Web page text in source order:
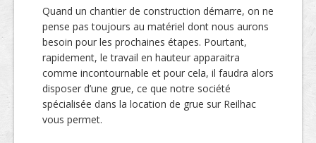
Quand un chantier de construction démarre, on ne
pense pas toujours au matériel dont nous aurons
besoin pour les prochaines étapes. Pourtant,
rapidement, le travail en hauteur apparaitra
comme incontournable et pour cela, il faudra alors
disposer d’une grue, ce que notre société
spécialisée dans la location de grue sur Reilhac
vous permet.